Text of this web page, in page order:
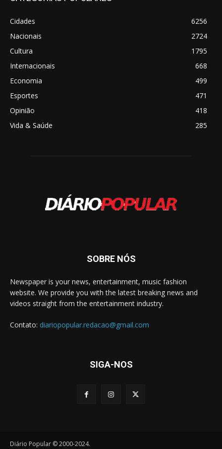
Cidades
6256
Nacionais
2724
Cultura
1795
Internacionais
668
Economia
499
Esportes
471
Opinião
418
Vida & Saúde
285
SOBRE NÓS
Newspaper is your news, entertainment, music fashion
website. We provide you with the latest breaking news and
videos straight from the entertainment industry.
Contato: diariopopular.redacao@gmail.com
SIGA-NOS
Diário Popular © 2000-2024.